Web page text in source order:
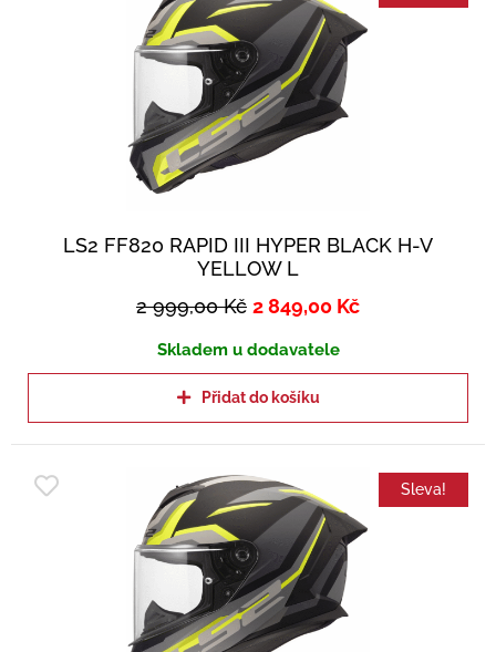
LS2 FF820 RAPID III HYPER BLACK H-V
YELLOW L
2 999,00Kč 2 849,00 Kč
Skladem u dodavatele
Přidat do košíku
Sleva!